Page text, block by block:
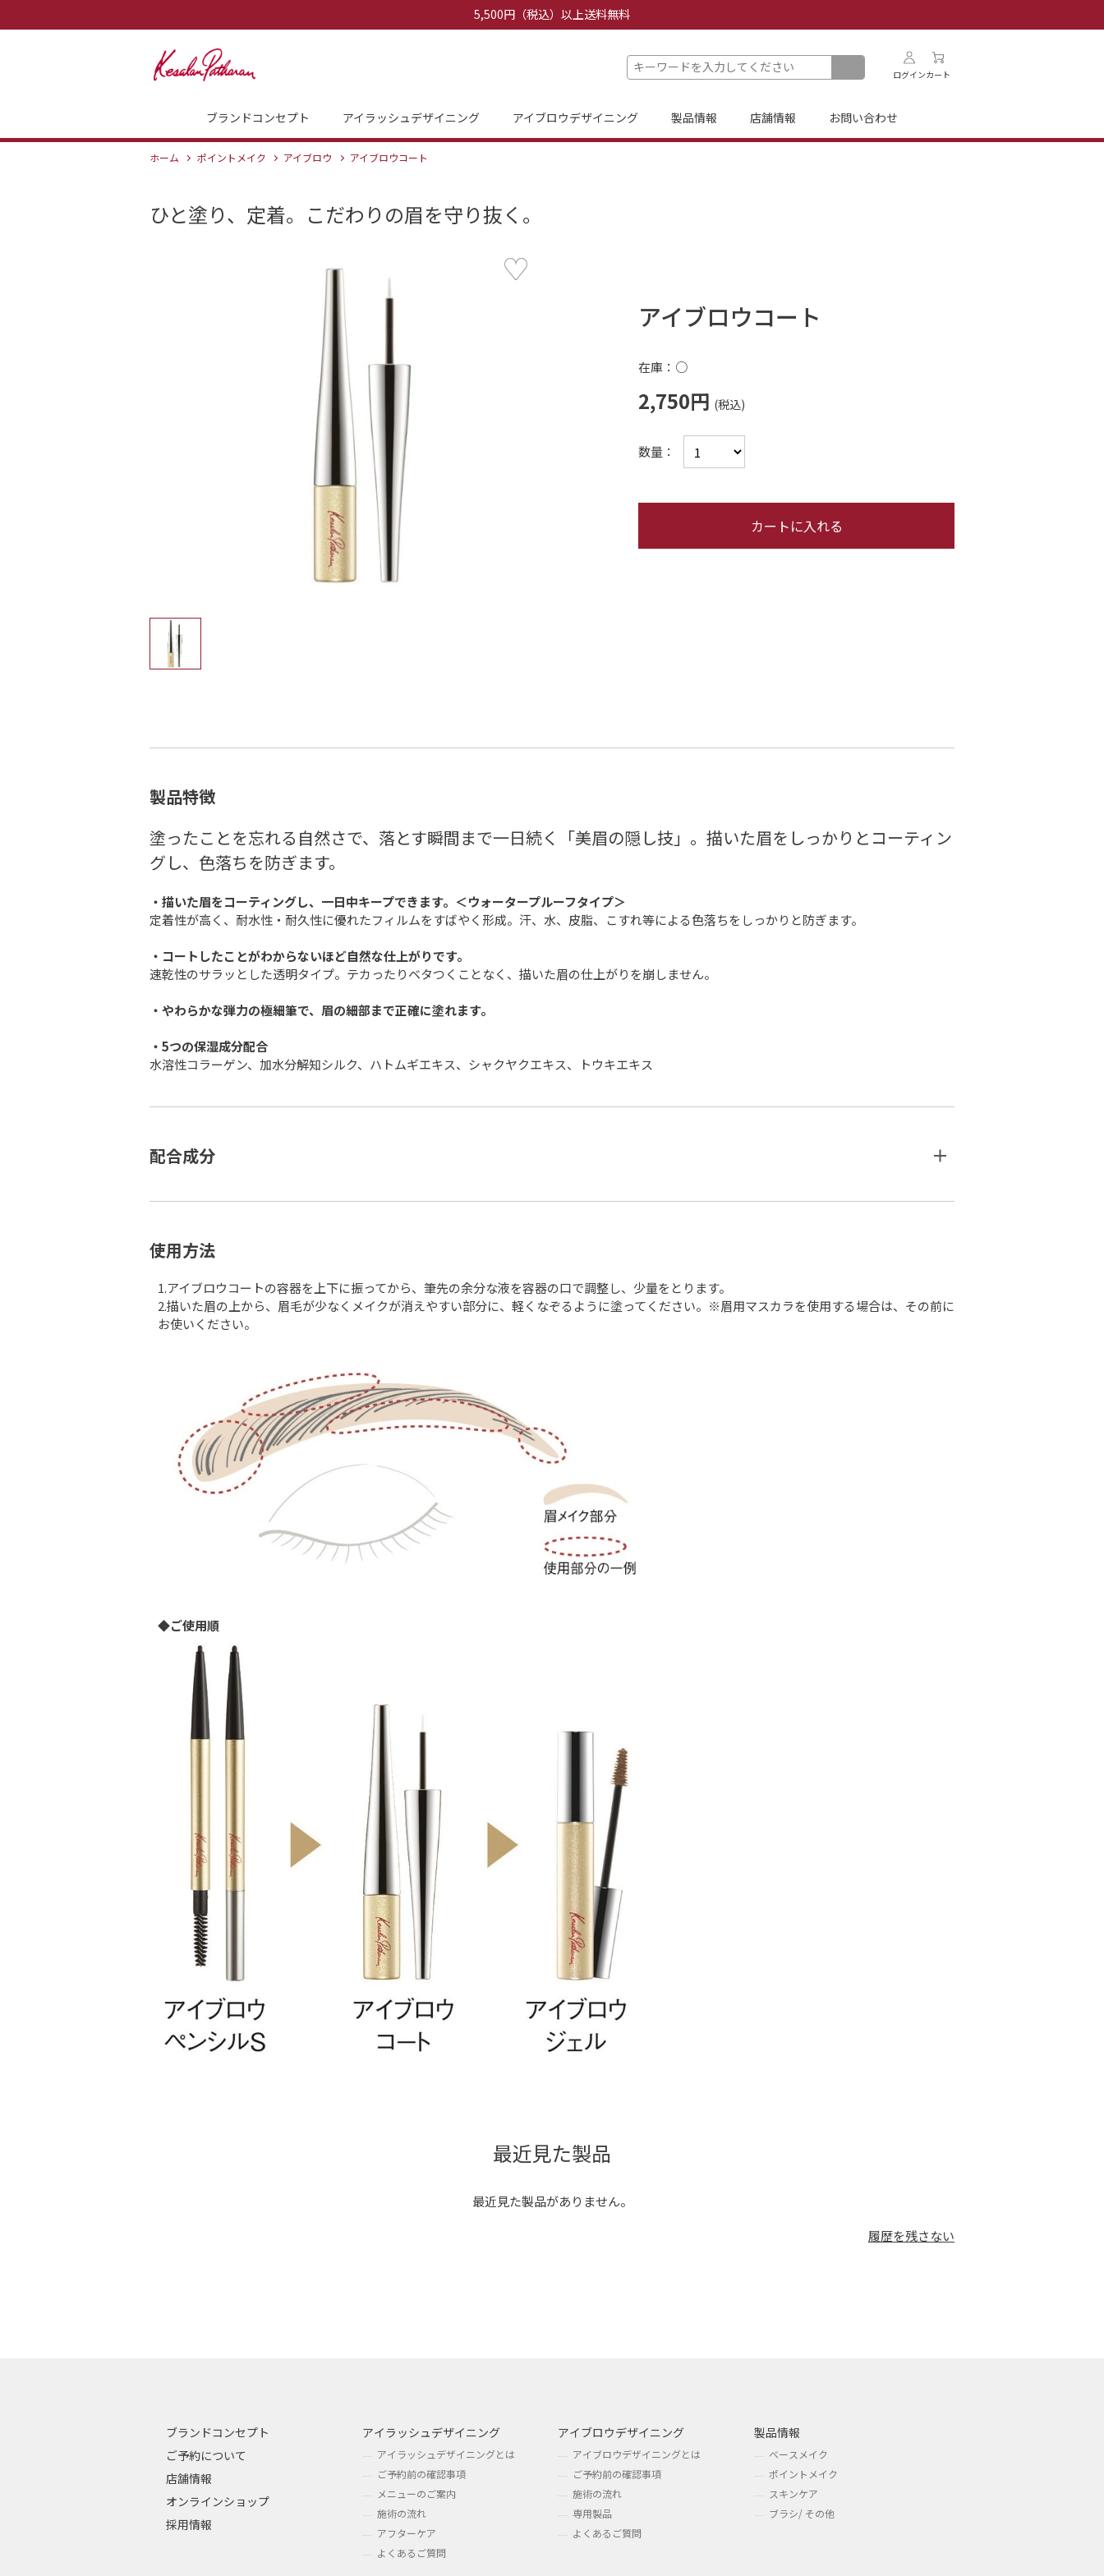
5,500円（税込）以上送料無料
ログインカート
ブランドコンセプト アイラッシュデザイニング アイブロウデザイニング 製品情報 店舗情報 お問い合わせ
ホーム ポイントメイク アイブロウ アイブロウコート
ひと塗り、定着。こだわりの眉を守り抜く。
アイブロウコート
在庫：○
2,750円
数量：
カートに入れる
製品特徴
塗ったことを忘れる自然さで、落とす瞬間まで一日続く「美眉の隠し技」。描いた眉をしっかりとコーティン
グし、色落ちを防ぎます。
・描いた眉をコーティングし、一日中キープできます。＜ウォータープルーフタイプ＞
定着性が高く、耐水性・耐久性に優れたフィルムをすばやく形成。汗、水、皮脂、こすれ等による色落ちをしっかりと防ぎます。
・コートしたことがわからないほど自然な仕上がりです。
速乾性のサラッとした透明タイプ。テカったりベタつくことなく、描いた眉の仕上がりを崩しません。
・やわらかな弾力の極細筆で、眉の細部まで正確に塗れます。
・5つの保湿成分配合
水溶性コラーゲン、加水分解知シルク、ハトムギエキス、シャクヤクエキス、トウキエキス
配合成分
使用方法
1.アイブロウコートの容器を上下に振ってから、筆先の余分な液を容器の口で調整し、少量をとります。
2.描いた眉の上から、眉毛が少なくメイクが消えやすい部分に、軽くなぞるように塗ってください。※眉用マスカラを使用する場合は、その前に
お使いください。
◆ご使用順
最近見た製品
最近見た製品がありません。
履歴を残さない
ブランドコンセプト
ご予約について
店舗情報
オンラインショップ
採用情報
アイラッシュデザイニング
アイラッシュデザイニングとは
ご予約前の確認事項
メニューのご案内
施術の流れ
アフターケア
よくあるご質問
アイブロウデザイニング
アイブロウデザイニングとは
ご予約前の確認事項
施術の流れ
専用製品
よくあるご質問
製品情報
ベースメイク
ポイントメイク
スキンケア
ブラシ/ その他